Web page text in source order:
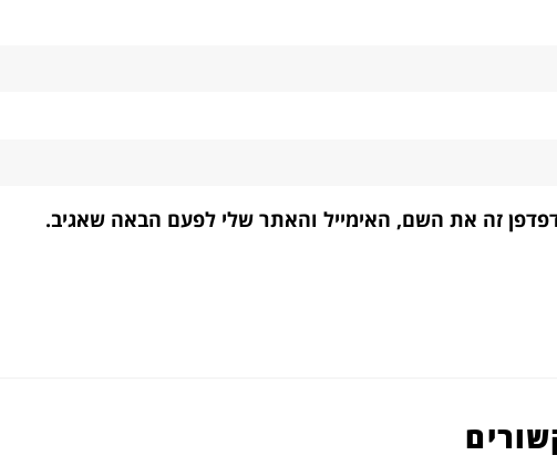
זה את השם, האימייל והאתר שלי לפעם הבאה שאגיב.